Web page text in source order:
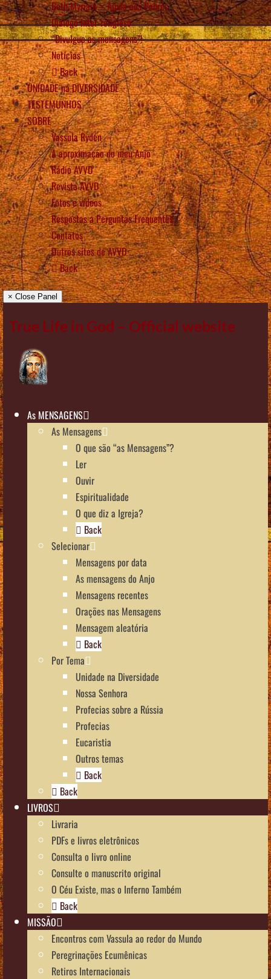
Beth Myriam – Ajuda aos Pobres
Diálogo Inter-religioso
“Divulgue as mensagens”!
Notícias
Back
UNIDADE na DIVERSIDADE
TESTEMUNHOS
SOBRE
Vassula Rydén
A aproximação do meu Anjo
Rádio AVVD
Revista AVVD
Fotos e vídeos
Respostas a Perguntas Frequentes
Contatos
Outros sítes de AVVD
Back
× Close Panel
True Life in God – Official website
As MENSAGENS
As Mensagens
O que são “as Mensagens”?
Ler
Ouvir
Espiritualidade
O que diz a Igreja?
Back
Selecionar
Mensagens por data
As mensagens do Anjo
Mensagens recentes
Orações nas Mensagens
Mensagem aleatória
Back
Por Tema
Unidade na Diversidade
Nossa Senhora
Profecias sobre a Rússia
Profecias
Eucaristia
Outros temas
Back
Back
LIVROS
Livraria
PDFs e livros eletrônicos
Consulta o livro online
Consulte o manuscrito original
O Céu Existe, mas o Inferno Também
Back
MISSÃO
Encontros com Vassula ao redor do Mundo
Peregrinações Ecumênicas
Retiros Internacionais